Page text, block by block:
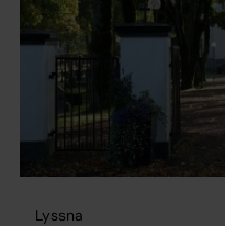
Lyssna